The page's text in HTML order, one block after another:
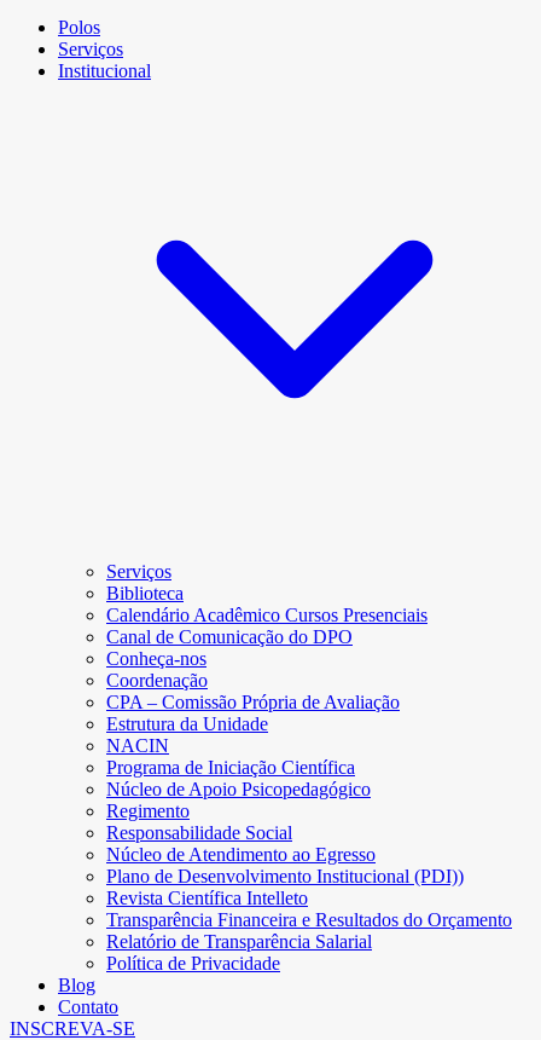
Polos
Serviços
Institucional
Serviços
Biblioteca
Calendário Acadêmico Cursos Presenciais
Canal de Comunicação do DPO
Conheça-nos
Coordenação
CPA – Comissão Própria de Avaliação
Estrutura da Unidade
NACIN
Programa de Iniciação Científica
Núcleo de Apoio Psicopedagógico
Regimento
Responsabilidade Social
Núcleo de Atendimento ao Egresso
Plano de Desenvolvimento Institucional (PDI))
Revista Científica Intelleto
Transparência Financeira e Resultados do Orçamento
Relatório de Transparência Salarial
Política de Privacidade
Blog
Contato
INSCREVA-SE